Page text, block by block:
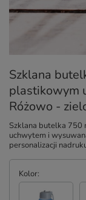
Szklana
plastikowym
Różowo -
Szklana butelka 750
uchwytem i
personalizacji
Kolor